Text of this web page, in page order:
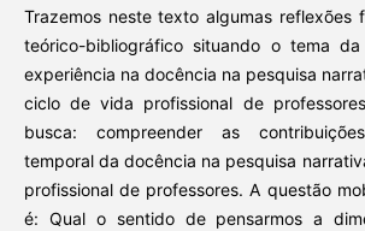
Trazemos neste texto algumas reflexões
teórico-bibliográfico situando o tema
experiência na docência na pesquisa
ciclo de vida profissional de
busca: compreender as
temporal da docência na pesquisa
profissional de professores. A questão
é: Qual o sentido de pensarmos a